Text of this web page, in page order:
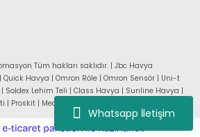
Whatsapp İletişim
Tüm hakları saklıdır. | Jbc Havya
Havya | Omron Röle | Omron Sensör | Uni-t
Soldex Lehim Teli | Class Havya | Sunline Havya |
| Proskit | Mean Well Güç Kaynağı |
ideasoft